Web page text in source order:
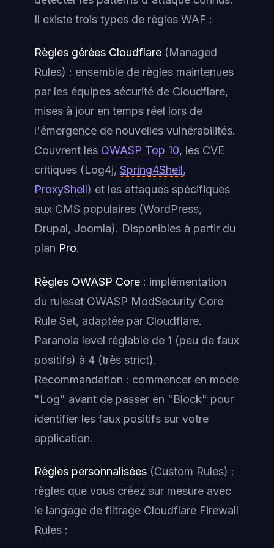
Il existe trois types de règles WAF :
Règles gérées Cloudflare (Managed
Rules) : ensemble de règles maintenues
par les équipes sécurité de Cloudflare,
mises à jour en temps réel lors de
l'émergence de nouvelles vulnérabilités.
Couvrent les OWASP Top 10, les CVE
critiques (Log4j, Spring4Shell,
ProxyShell) et les attaques spécifiques
aux CMS populaires (WordPress,
Drupal, Joomla). Disponibles à partir du
plan Pro.
Règles OWASP Core : implémentation
du ruleset OWASP ModSecurity Core
Rule Set, adaptée par Cloudflare.
Paranoia level réglable de 1 (peu de faux
positifs) à 4 (très strict).
Recommandation : commencer en mode
"Log" avant de passer en "Block" pour
identifier les faux positifs sur votre
application.
Règles personnalisées (Custom Rules) :
règles que vous créez sur mesure avec
le langage de filtrage Cloudflare Firewall
Rules :